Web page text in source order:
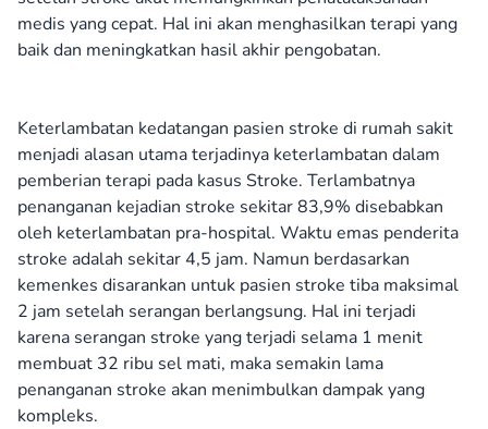
medis yang cepat. Hal ini akan menghasilkan terapi yang
baik dan meningkatkan hasil akhir pengobatan.
Keterlambatan kedatangan pasien stroke di rumah sakit
menjadi alasan utama terjadinya keterlambatan dalam
pemberian terapi pada kasus Stroke. Terlambatnya
penanganan kejadian stroke sekitar 83,9% disebabkan
oleh keterlambatan pra-hospital. Waktu emas penderita
stroke adalah sekitar 4,5 jam. Namun berdasarkan
kemenkes disarankan untuk pasien stroke tiba maksimal
2 jam setelah serangan berlangsung. Hal ini terjadi
karena serangan stroke yang terjadi selama 1 menit
membuat 32 ribu sel mati, maka semakin lama
penanganan stroke akan menimbulkan dampak yang
kompleks.